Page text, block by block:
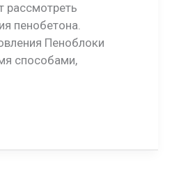
рассмотреть
пенобетона.
Пеноблоки
способами,